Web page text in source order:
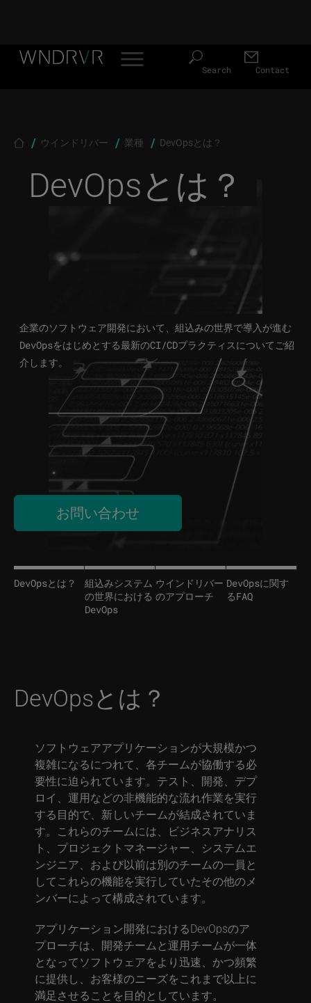
Skip to main content
Header Menu JP Search Contact
Breadcrumb
ウインドリバー 業種 DevOpsとは？
DevOpsとは？
企業のソフトウェア開発において、組込みの世界で導入が進む
DevOpsをはじめとする最新のCI/CDプラクティスについてご紹
介します。
お問い合わせ
DevOpsとは？
組込みシステム
の世界における
DevOps
ウインドリバー
のアプローチ
DevOpsに関す
るFAQ
DevOpsとは？
ソフトウェアアプリケーションが大規模かつ
複雑になるにつれて、各チームが協働する必
要性に迫られています。テスト、開発、デプ
ロイ、運用などの非機能的な流れ作業を実行
する目的で、新しいチームが結成されていま
す。これらのチームには、ビジネスアナリス
ト、プロジェクトマネージャー、システムエ
ンジニア、および以前は別のチームの一員と
してこれらの機能を実行していたその他のメ
ンバーによって構成されています。
アプリケーション開発におけるDevOpsのア
プローチは、開発チームと運用チームが一体
となってソフトウェアをより迅速、かつ頻繁
に提供し、お客様のニーズをこれまで以上に
満足させることを目的としています。